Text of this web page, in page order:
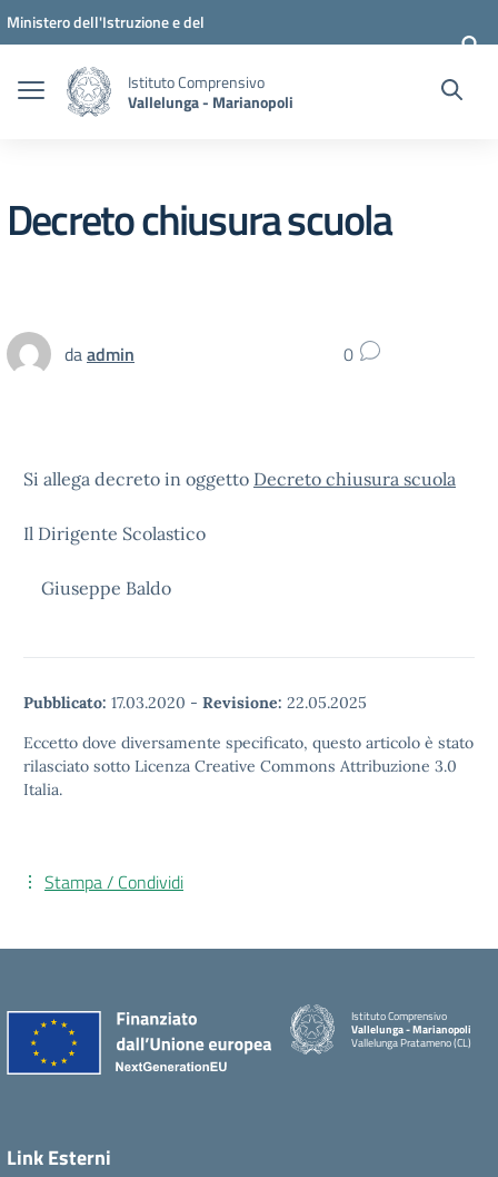
Vai ai contenuti
Vai al menu di navigazione
Vai al footer
Ministero dell'Istruzione e del
Istituto Comprensivo
Vallelunga - Marianopoli
Decreto chiusura scuola
daadmin 0
Si allega decreto in oggetto Decreto chiusura scuola
Il Dirigente Scolastico
Giuseppe Baldo
Pubblicato: 17.03.2020 - Revisione: 22.05.2025
Eccetto dove diversamente specificato, questo articolo è stato
rilasciato sotto Licenza Creative Commons Attribuzione 3.0
Italia.
Stampa / Condividi
Istituto Comprensivo
Vallelunga - Marianopoli
Vallelunga Pratameno (CL)
Link Esterni